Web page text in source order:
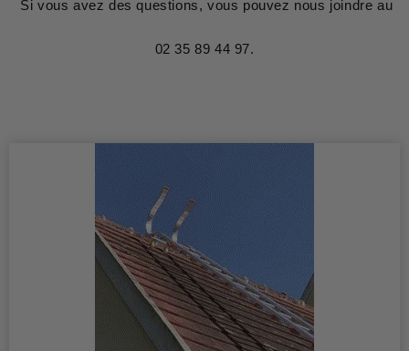
Si vous avez des questions, vous pouvez nous joindre au
02 35 89 44 97.